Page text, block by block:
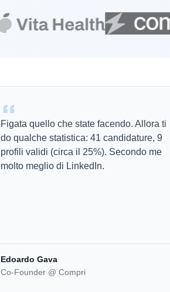
Figata quello che state facendo. Allora ti
do qualche statistica: 41 candidature, 9
profili validi (circa il 25%). Secondo me
molto meglio di LinkedIn.
Edoardo Gava
Co-Founder @ Compri